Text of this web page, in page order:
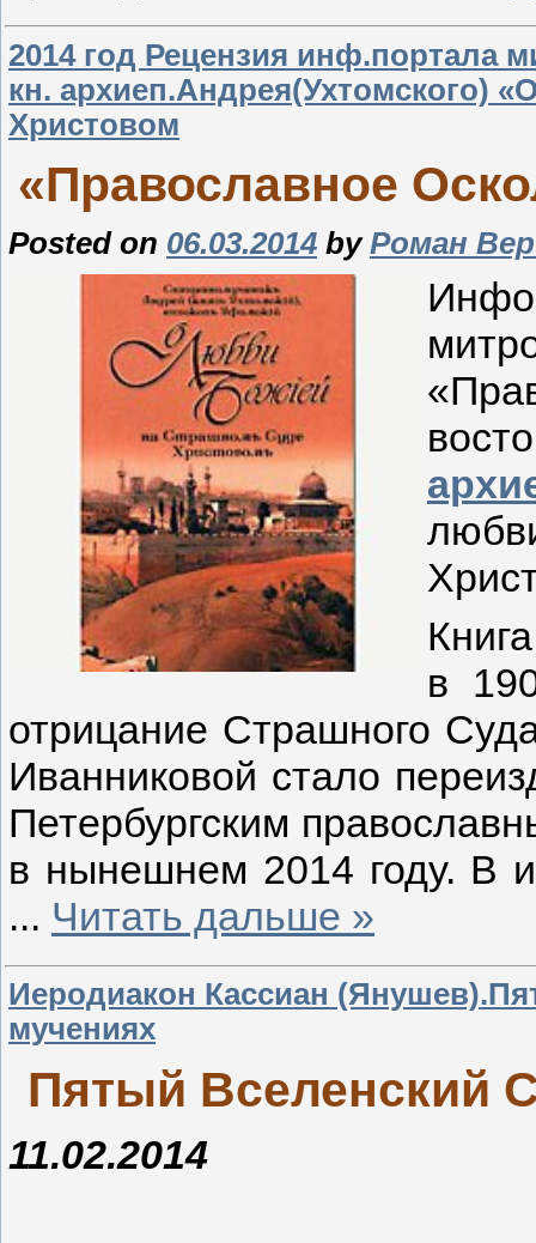
2014 год Рецензия инф.портала
кн. архиеп.Андрея(Ухтомского)
Христовом
«Православное
Posted on 06.03.2014 byРоман
в
отрицание Страшного
Иванниковой стало
Петербургским
в нынешнем 2014 году. В
... Читать дальше »
Иеродиакон Кассиан
мучениях
Пятый Вселенский
11.02.2014